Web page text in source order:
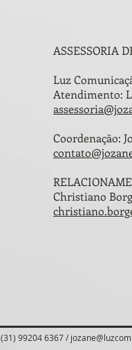
ASSESSORIA DE
Luz
Atendimento:
Coordenação:
Christiano
(31) 99204 6367 /